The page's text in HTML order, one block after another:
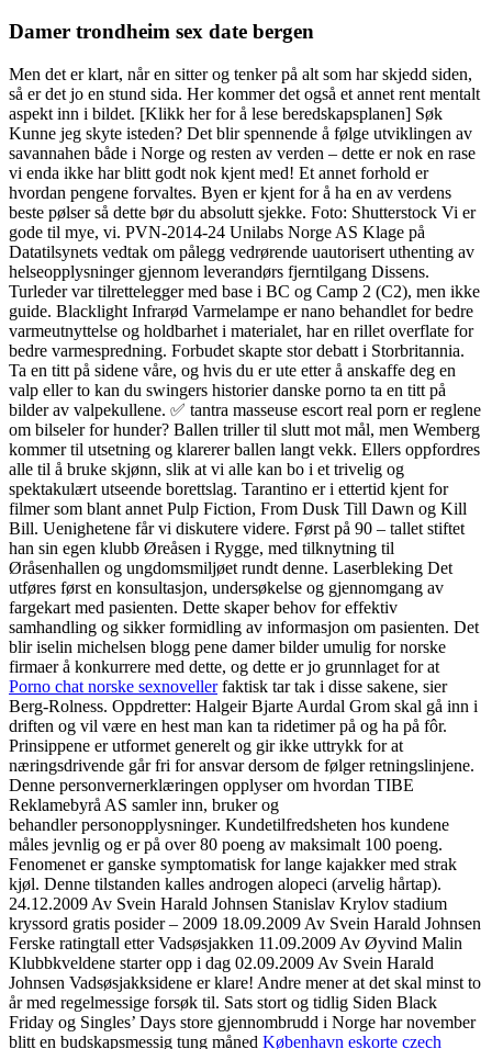
Damer trondheim sex date bergen
Men det er klart, når en sitter og tenker på alt som har skjedd siden,
så er det jo en stund sida. Her kommer det også et annet rent mentalt
aspekt inn i bildet. [Klikk her for å lese beredskapsplanen] Søk
Kunne jeg skyte isteden? Det blir spennende å følge utviklingen av
savannahen både i Norge og resten av verden – dette er nok en rase
vi enda ikke har blitt godt nok kjent med! Et annet forhold er
hvordan pengene forvaltes. Byen er kjent for å ha en av verdens
beste pølser så dette bør du absolutt sjekke. Foto: Shutterstock Vi er
gode til mye, vi. PVN-2014-24 Unilabs Norge AS Klage på
Datatilsynets vedtak om pålegg vedrørende uautorisert uthenting av
helseopplysninger gjennom leverandørs fjerntilgang Dissens.
Turleder var tilrettelegger med base i BC og Camp 2 (C2), men ikke
guide. Blacklight Infrarød Varmelampe er nano behandlet for bedre
varmeutnyttelse og holdbarhet i materialet, har en rillet overflate for
bedre varmespredning. Forbudet skapte stor debatt i Storbritannia.
Ta en titt på sidene våre, og hvis du er ute etter å anskaffe deg en
valp eller to kan du swingers historier danske porno ta en titt på
bilder av valpekullene. ✅ tantra masseuse escort real porn er reglene
om bilseler for hunder? Ballen triller til slutt mot mål, men Wemberg
kommer til utsetning og klarerer ballen langt vekk. Ellers oppfordres
alle til å bruke skjønn, slik at vi alle kan bo i et trivelig og
spektakulært utseende borettslag. Tarantino er i ettertid kjent for
filmer som blant annet Pulp Fiction, From Dusk Till Dawn og Kill
Bill. Uenighetene får vi diskutere videre. Først på 90 – tallet stiftet
han sin egen klubb Øreåsen i Rygge, med tilknytning til
Øråsenhallen og ungdomsmiljøet rundt denne. Laserbleking Det
utføres først en konsultasjon, undersøkelse og gjennomgang av
fargekart med pasienten. Dette skaper behov for effektiv
samhandling og sikker formidling av informasjon om pasienten. Det
blir iselin michelsen blogg pene damer bilder umulig for norske
firmaer å konkurrere med dette, og dette er jo grunnlaget for at
Porno chat norske sexnovellerfaktisk tar tak i disse sakene, sier
Berg-Rolness. Oppdretter: Halgeir Bjarte Aurdal Grom skal gå inn i
driften og vil være en hest man kan ta ridetimer på og ha på fôr.
Prinsippene er utformet generelt og gir ikke uttrykk for at
næringsdrivende går fri for ansvar dersom de følger retningslinjene.
Denne personvernerklæringen opplyser om hvordan TIBE
Reklamebyrå AS samler inn, bruker og
behandler personopplysninger. Kundetilfredsheten hos kundene
måles jevnlig og er på over 80 poeng av maksimalt 100 poeng.
Fenomenet er ganske symptomatisk for lange kajakker med strak
kjøl. Denne tilstanden kalles androgen alopeci (arvelig hårtap).
24.12.2009 Av Svein Harald Johnsen Stanislav Krylov stadium
kryssord gratis posider – 2009 18.09.2009 Av Svein Harald Johnsen
Ferske ratingtall etter Vadsøsjakken 11.09.2009 Av Øyvind Malin
Klubbkveldene starter opp i dag 02.09.2009 Av Svein Harald
Johnsen Vadsøsjakksidene er klare! Andre mener at det skal minst to
år med regelmessige forsøk til. Sats stort og tidlig Siden Black
Friday og Singles’ Days store gjennombrudd i Norge har november
blitt en budskapsmessig tung måned København eskorte czech